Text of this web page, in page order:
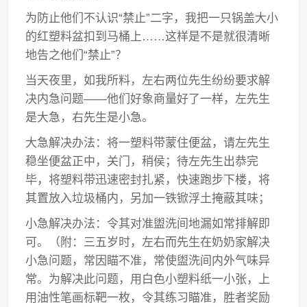
为防止他们不认识“禁止”二字，我把一只锅盖大小
的红塑料盆扣到马桶上……这样是不是就很清晰
地告之他们“禁止”？
当天夜里，如我所料，左右两位先生纷纷要求解
决内急问题——他们好象商量好了一样，左先生
是大急，右先生是小急。
大急解决办法：将一塑料带蒙住便盆，请左先生
稳坐便盆正中，关门，稍侯；待左先生出恭完
毕，将塑料带迅速密封扎紧，快速跑步下楼，将
其置放入垃圾桶内，另加一铁锨浮土掩蔽其味；
小急解决办法：令其对准盥洗间地漏如常排解即
可。（附：三五岁时，左右而先生在奶奶家解决
小急问题，常因瞄不准，常使盥洗间内外气味异
常。为解决此问题，用白色小塑料纸一小张，上
用油性笔画标靶一枚，令其练习瞄准，胜者奖励